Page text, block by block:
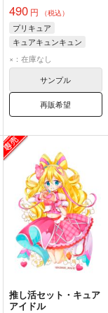
490円 （税込）
プリキュア
キュアキュンキュン
キュアアイドル
×：在庫なし
サンプル
再販希望
推し活セット・キュア
アイドル